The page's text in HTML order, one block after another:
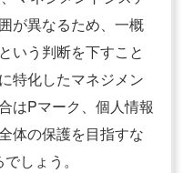
が異なるため、一概
いう判断を下すこと
特化したマネジメン
はPマーク、個人情報
体の保護を目指すな
しょう。